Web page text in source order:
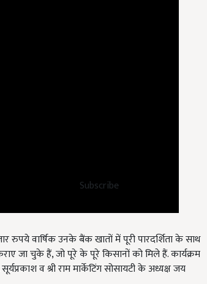
Subscribe
जा चुके हैं, जो पूरे के पूरे किसानों को मिले हैं. कार्यक्रम
व श्री राम मार्केटिंग सोसायटी के अध्यक्ष जय